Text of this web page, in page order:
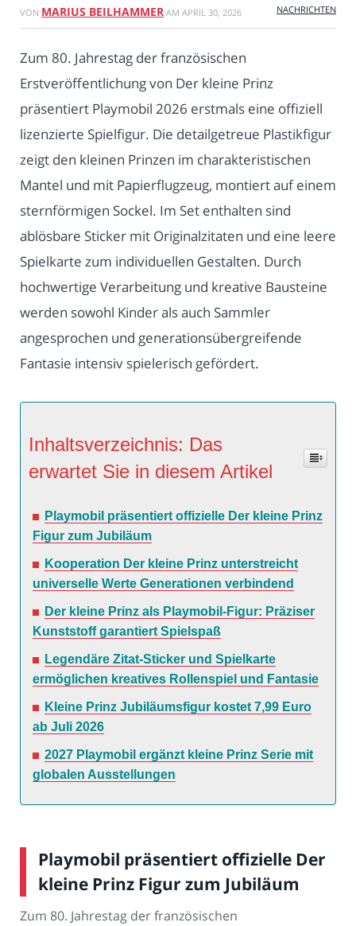
VON MARIUS BEILHAMMER AM APRIL 30, 2026 NACHRICHTEN
Zum 80. Jahrestag der französischen
Erstveröffentlichung von Der kleine Prinz
präsentiert Playmobil 2026 erstmals eine offiziell
lizenzierte Spielfigur. Die detailgetreue Plastikfigur
zeigt den kleinen Prinzen im charakteristischen
Mantel und mit Papierflugzeug, montiert auf einem
sternförmigen Sockel. Im Set enthalten sind
ablösbare Sticker mit Originalzitaten und eine leere
Spielkarte zum individuellen Gestalten. Durch
hochwertige Verarbeitung und kreative Bausteine
werden sowohl Kinder als auch Sammler
angesprochen und generationsübergreifende
Fantasie intensiv spielerisch gefördert.
Inhaltsverzeichnis: Das
erwartet Sie in diesem Artikel
Playmobil präsentiert offizielle Der kleine Prinz
Figur zum Jubiläum
Kooperation Der kleine Prinz unterstreicht
universelle Werte Generationen verbindend
Der kleine Prinz als Playmobil-Figur: Präziser
Kunststoff garantiert Spielspaß
Legendäre Zitat-Sticker und Spielkarte
ermöglichen kreatives Rollenspiel und Fantasie
Kleine Prinz Jubiläumsfigur kostet 7,99 Euro
ab Juli 2026
2027 Playmobil ergänzt kleine Prinz Serie mit
globalen Ausstellungen
Playmobil präsentiert offizielle Der
kleine Prinz Figur zum Jubiläum
Zum 80. Jahrestag der französischen